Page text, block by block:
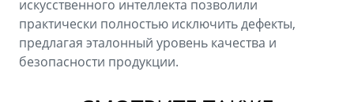
искусственного интеллекта позволили
практически полностью исключить дефекты,
предлагая эталонный уровень качества и
безопасности продукции.